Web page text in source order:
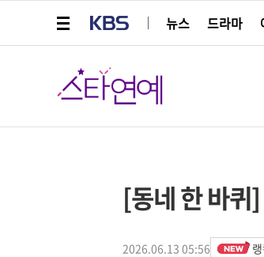
뉴스
드라마
스타연예
[동네 한 바퀴
2026.06.13 05:56
페이스북
트위터
네이버
URL복사
글씨 작게보기
글씨 크게보기